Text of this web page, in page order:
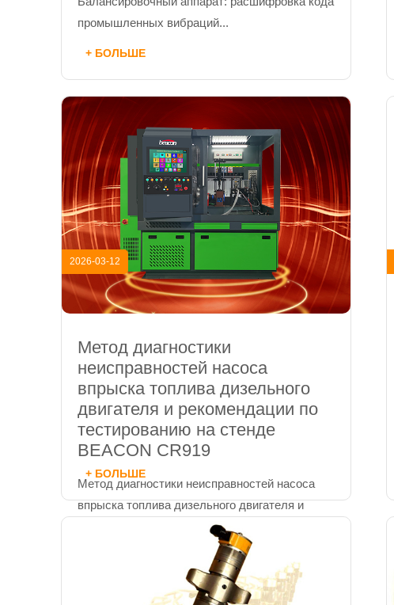
промышленных вибраций...
+ БОЛЬШЕ
2026-03-12
Метод диагностики
неисправностей насоса
впрыска топлива дизельного
двигателя и рекомендации по
тестированию на стенде
BEACON CR919
Метод диагностики неисправностей насоса
впрыска топлива дизельного двигателя и
рекомендации по тестированию на стенде
+ БОЛЬШЕ